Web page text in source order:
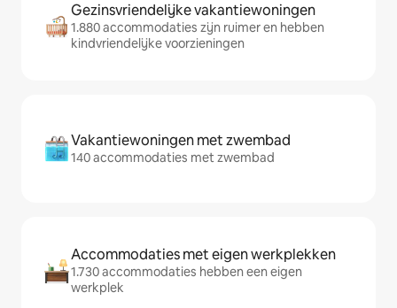
Gezinsvriendelijke vakantiewoningen
1.880 accommodaties zijn ruimer en hebben
kindvriendelijke voorzieningen
Vakantiewoningen met zwembad
140 accommodaties met zwembad
Accommodaties met eigen werkplekken
1.730 accommodaties hebben een eigen
werkplek